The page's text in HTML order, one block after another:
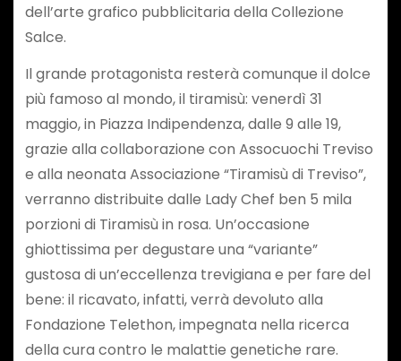
dell’arte grafico pubblicitaria della Collezione
Salce.
Il grande protagonista resterà comunque il dolce
più famoso al mondo, il tiramisù: venerdì 31
maggio, in Piazza Indipendenza, dalle 9 alle 19,
grazie alla collaborazione con Assocuochi Treviso
e alla neonata Associazione “Tiramisù di Treviso”,
verranno distribuite dalle Lady Chef ben 5 mila
porzioni di Tiramisù in rosa. Un’occasione
ghiottissima per degustare una “variante”
gustosa di un’eccellenza trevigiana e per fare del
bene: il ricavato, infatti, verrà devoluto alla
Fondazione Telethon, impegnata nella ricerca
della cura contro le malattie genetiche rare.